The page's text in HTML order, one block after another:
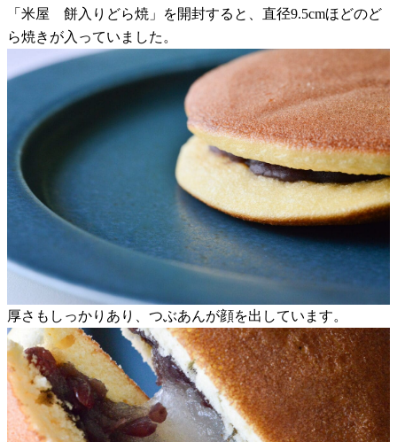
「米屋 餅入りどら焼」を開封すると、直径9.5cmほどのど
ら焼きが入っていました。
厚さもしっかりあり、つぶあんが顔を出しています。